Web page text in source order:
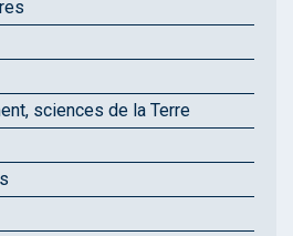
sciences de la Terre